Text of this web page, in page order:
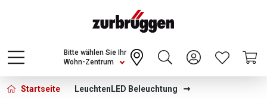
Choose a different country or region to see
content for your location and shop online
CONTINUE
Wohn-Zentrum
Bitte wählen Sie Ihr
Startseite Leuchten LED Beleuchtung